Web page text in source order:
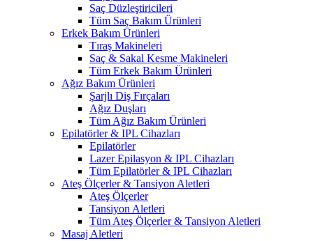
Saç Düzleştiricileri
Tüm Saç Bakım Ürünleri
Erkek Bakım Ürünleri
Tıraş Makineleri
Saç & Sakal Kesme Makineleri
Tüm Erkek Bakım Ürünleri
Ağız Bakım Ürünleri
Şarjlı Diş Fırçaları
Ağız Duşları
Tüm Ağız Bakım Ürünleri
Epilatörler & IPL Cihazları
Epilatörler
Lazer Epilasyon & IPL Cihazları
Tüm Epilatörler & IPL Cihazları
Ateş Ölçerler & Tansiyon Aletleri
Ateş Ölçerler
Tansiyon Aletleri
Tüm Ateş Ölçerler & Tansiyon Aletleri
Masaj Aletleri